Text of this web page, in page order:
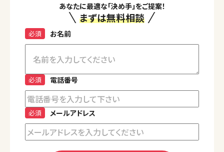
あなたに最適な「決め手」をご提案！
まずは無料相談
お名前
必須
電話番号
必須
メールアドレス
必須